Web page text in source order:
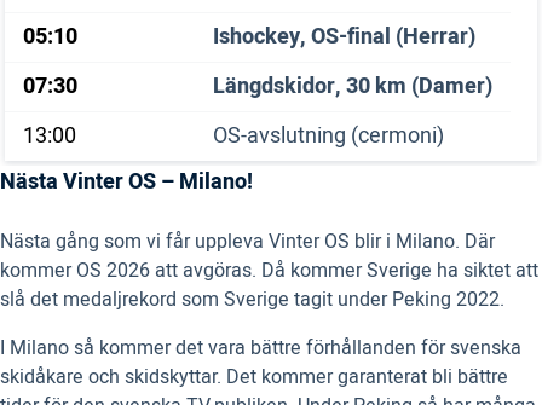
05:10
Ishockey, OS-final (Herrar)
07:30
Längdskidor, 30 km (Damer)
13:00
OS-avslutning (cermoni)
Nästa Vinter OS – Milano!
Nästa gång som vi får uppleva Vinter OS blir i Milano. Där
kommer OS 2026 att avgöras. Då kommer Sverige ha siktet att
slå det medaljrekord som Sverige tagit under Peking 2022.
I Milano så kommer det vara bättre förhållanden för svenska
skidåkare och skidskyttar. Det kommer garanterat bli bättre